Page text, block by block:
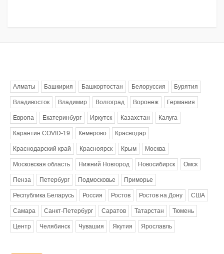
Алматы Башкирия Башкортостан Белоруссия Бурятия
Владивосток Владимир Волгоград Воронеж Германия
Европа Екатеринбург Иркутск Казахстан Калуга
Карантин COVID-19 Кемерово Краснодар
Краснодарский край Красноярск Крым Москва
Московская область Нижний Новгород Новосибирск Омск
Пенза Петербург Подмосковье Приморье
Республика Беларусь Россия Ростов Ростов на Дону США
Самара Санкт-Петербург Саратов Татарстан Тюмень
Центр Челябинск Чувашия Якутия Ярославль